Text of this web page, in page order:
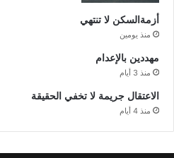
أزمةالسكن لا تنتهي
منذ يومين
مهددين بالإعدام
منذ 3 أيام
الاعتقال جريمة لا تخفي الحقيقة
منذ 4 أيام